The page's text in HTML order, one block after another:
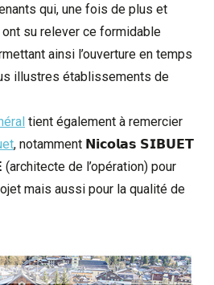
qui, une fois de plus et
su relever ce formidable
ainsi l’ouverture en temps
illustres établissements de
tient également à remercier
, notamment 𝗡𝗶𝗰𝗼𝗹𝗮𝘀 𝗦𝗜𝗕𝗨𝗘𝗧
de l’opération) pour
mais aussi pour la qualité de